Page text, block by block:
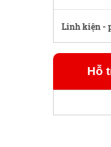
Linh kiện -
Hỗ